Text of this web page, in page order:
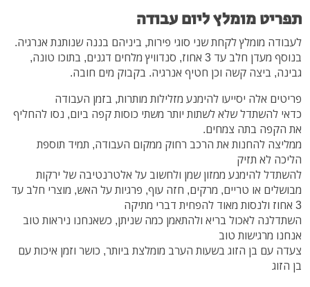
תפריט מומלץ ליום עבודה
לעבודה מומלץ לקחת שני סוגי פירות, ביניהם בננה שנותנת אנרגיה.
בנוסף מעדן חלב עד 3 אחוז, סנדוויץ מלחים דגנים, בתוכו טונה,
גבינה, ביצה קשה וכן חטיף אנרגיה. בקבוק מים חובה.
פריטים אלה יסייעו להימנע מזלילות מותרות, בזמן העבודה
כדאי להשתדל שלא לשתות יותר משתי כוסות קפה ביום, נסו להחליף
את הקפה בתה צמחים.
ממליצה להחנות את הרכב רחוק ממקום העבודה, תמיד תוספת
הליכה לא תזיק
להשתדל להימנע ממזון שמן ולחשוב על אלטרנטיבה של ירקות
מבושלים או טריים, מרקים, חזה עוף, פרגיות על האש, מוצרי חלב עד
3 אחוז ולנסות מאוד להפחית דברי מתיקה
השתדלנה לאכול בריא ולהתאמן כמה שניתן, כשאנחנו ניראות טוב
אנחנו מרגישות טוב
צעדה עם בן הזוג בשעות הערב מומלצת ביותר, כושר וזמן איכות עם
בן הזוג